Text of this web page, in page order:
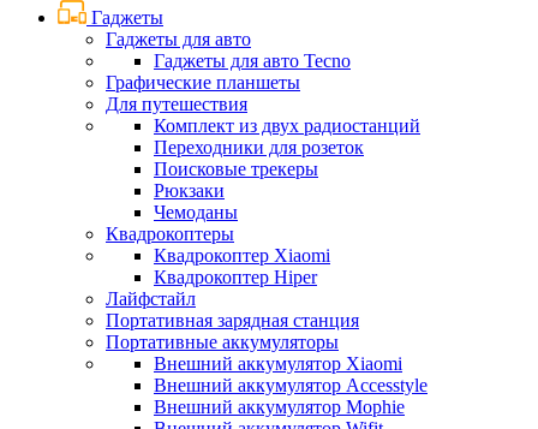
Гаджеты
Гаджеты для авто
Гаджеты для авто Tecno
Графические планшеты
Для путешествия
Комплект из двух радиостанций
Переходники для розеток
Поисковые трекеры
Рюкзаки
Чемоданы
Квадрокоптеры
Квадрокоптер Xiaomi
Квадрокоптер Hiper
Лайфстайл
Портативная зарядная станция
Портативные аккумуляторы
Внешний аккумулятор Xiaomi
Внешний аккумулятор Accesstyle
Внешний аккумулятор Mophie